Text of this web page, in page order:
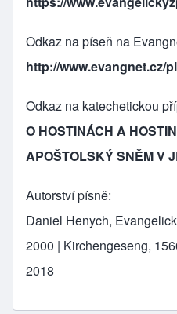
Odkaz na píseň na
http://www.evangnet.cz/
Odkaz na katechetickou
O HOSTINÁCH A
APOŠTOLSKÝ SNĚM V
Autorství písně
Daniel Henych,
2000 | Kirchengeseng,
2018